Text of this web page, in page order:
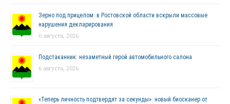
Зерно под прицелом: в Ростовской области вскрыли массовые
нарушения декларирования
6 августа, 2026
Подстаканник: незаметный герой автомобильного салона
6 августа, 2026
«Теперь личность подтвердят за секунды»: новый биосканер от